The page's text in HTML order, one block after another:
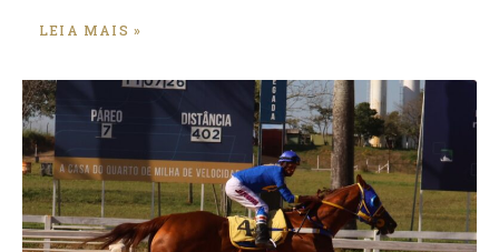
LEIA MAIS »